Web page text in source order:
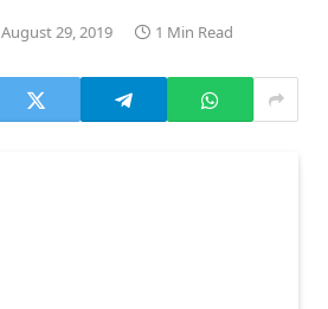
August 29, 2019 1 Min Read